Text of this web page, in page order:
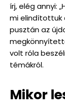
írj, elég annyi:
mi elindítottuk
pusztán az
volt róla
témákról.
Mikor